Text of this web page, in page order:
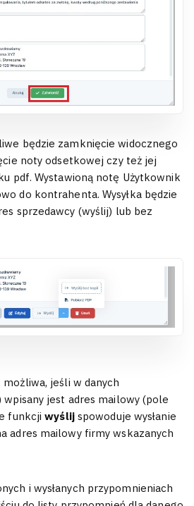
będzie zamknięcie widocznego
noty odsetkowej czy też jej
pdf. Wystawioną notę Użytkownik
do kontrahenta. Wysyłka będzie
sprzedawcy (wyślij) lub bez
jeśli w danych
wpisany jest adres mailowy (pole
funkcjiwyślijspowoduje wysłanie
adres mailowy firmy wskazanych
i wysłanych przypomnieniach